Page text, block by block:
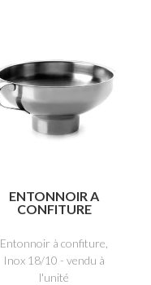
ENTONNOIR A
CONFITURE
Entonnoir à confiture,
Inox 18/10 - vendu à
l'unité